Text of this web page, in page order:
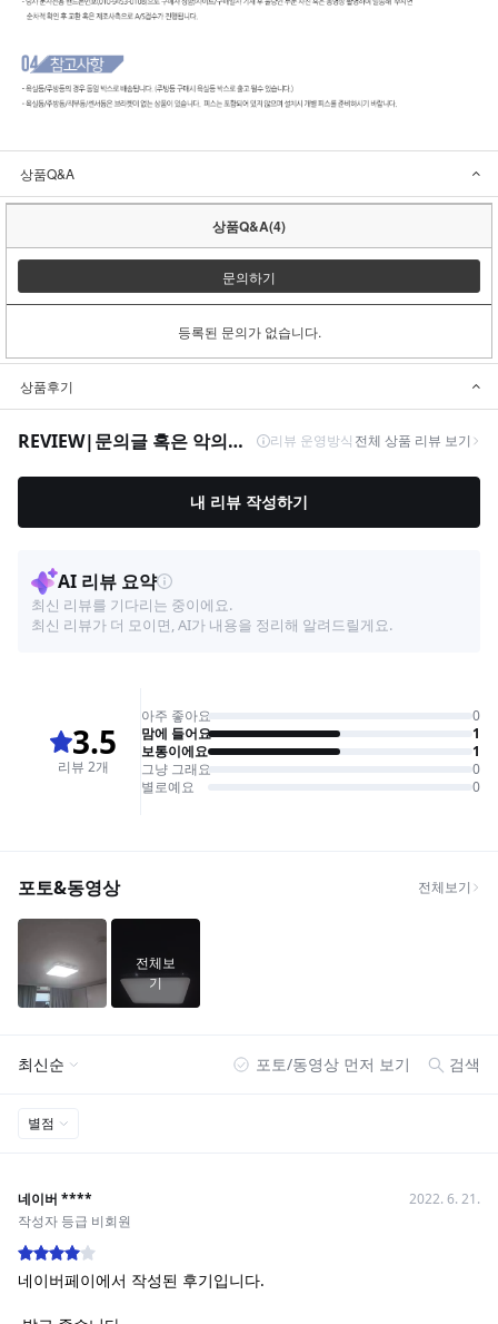
상품Q&A
상품Q&A(4)
문의하기
등록된 문의가 없습니다.
상품후기